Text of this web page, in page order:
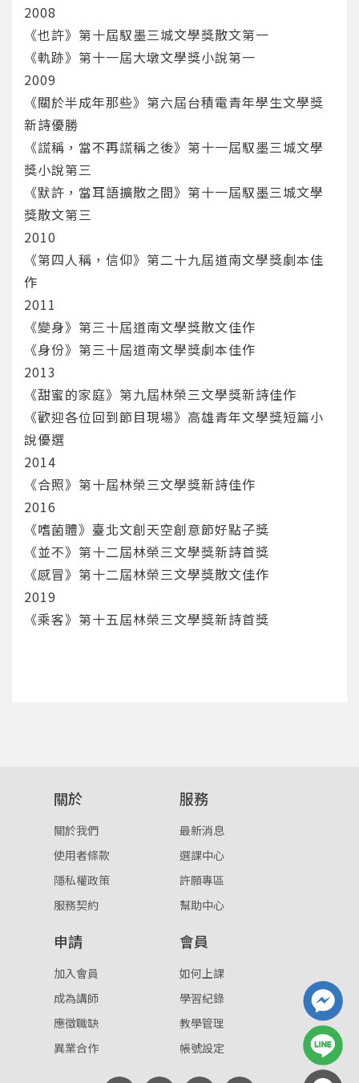
或
登入
或
按下註冊即代表你同意我們的使用者條款與隱私權政
重設密碼
確定
取消
2008
《也許》第十屆馭墨三城文學獎散文第一
《軌跡》第十一屆大墩文學獎小說第一
2009
《​關於半成年那些》第六屆台積電青年學生文學獎
新詩優勝
《謊稱，當不再謊稱之後》第十一屆馭墨三城文學
獎小說第三
《默許，當耳語擴散之間》第十一屆馭墨三城文學
獎散文第三
2010
《第四人稱，信仰》第二十九屆道南文學獎劇本佳
作
2011
《變身》第三十屆道南文學獎散文佳作
《身份》第三十屆道南文學獎劇本佳作
2013
《甜蜜的家庭》第九屆林榮三文學獎新詩佳作
《歡迎各位回到節目現場》高雄青年文學獎短篇小
說優選
2014
《合照》第十屆林榮三文學獎新詩佳作
2016
《嗜菌體》臺北文創天空創意節好點子獎
《並不》第十二屆林榮三文學獎新詩首獎
《感冒》第十二屆林榮三文學獎散文佳作
2019
《乘客》第十五屆林榮三文學獎新詩首獎
關於
關於我們
使用者條款
隱私權政策
服務契約
服務
最新消息
選課中心
許願專區
幫助中心
申請
加入會員
成為講師
應徵職缺
異業合作
會員
如何上課
學習紀錄
教學管理
帳號設定